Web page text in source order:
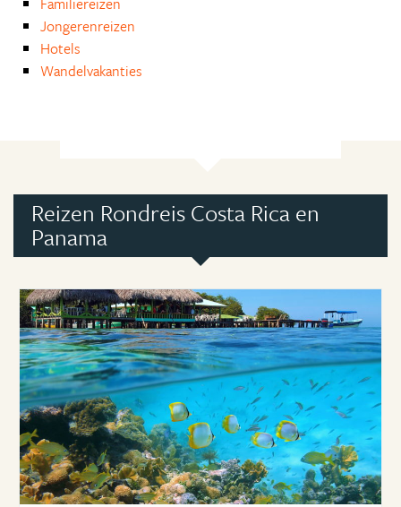
Jongerenreizen
Hotels
Wandelvakanties
Reizen Rondreis Costa Rica en
Panama